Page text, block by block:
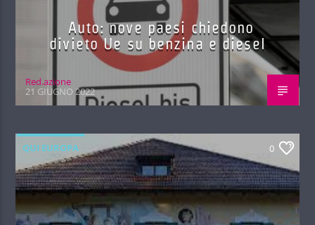
Auto: nove paesi chiedono
divieto Ue su benzina e diesel
Red.azione
21 GIUGNO 2022
QUI EUROPA 0